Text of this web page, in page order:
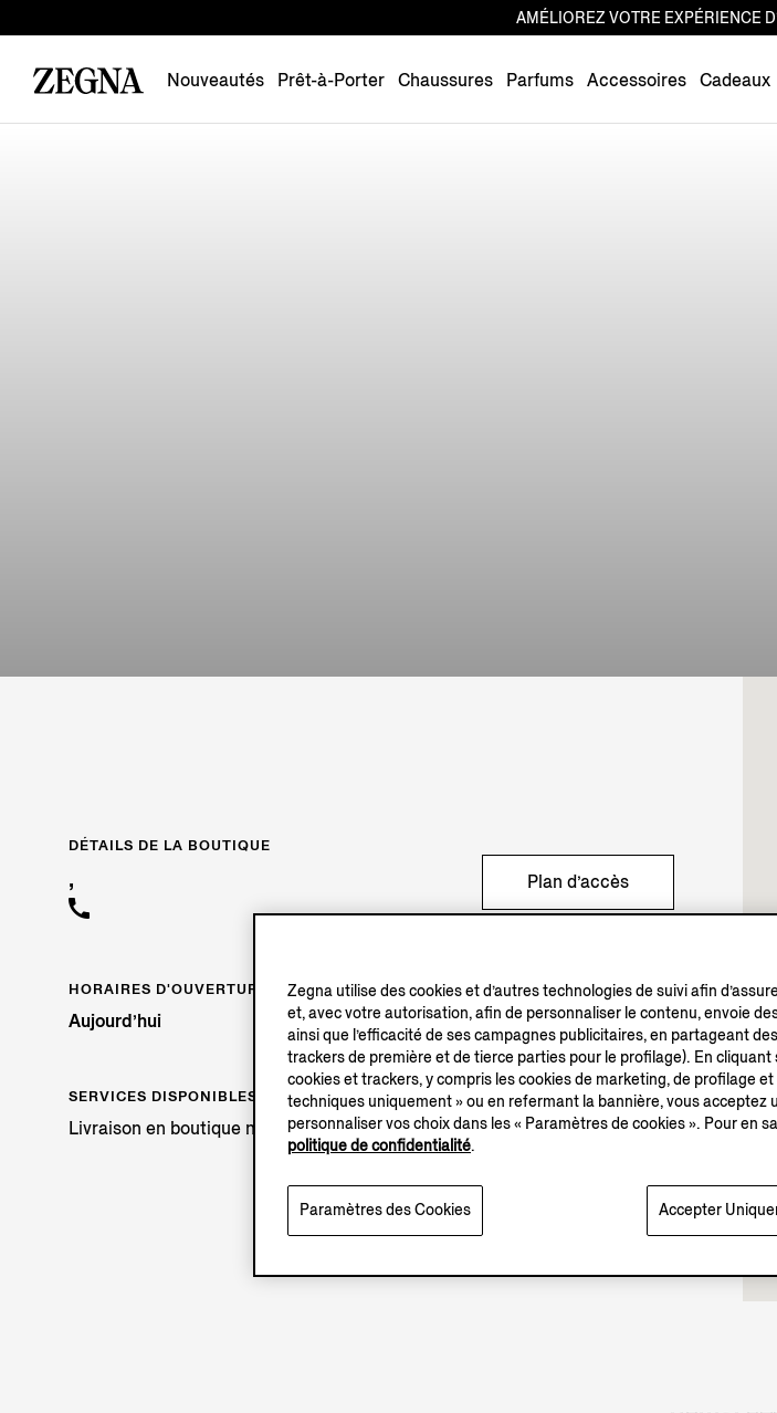
AMÉLIOREZ VOTRE EXPÉRIENCE
Nouveautés Prêt-à-Porter Chaussures Parfums Accessoires Cadeaux
DÉTAILS DE LA BOUTIQUE
, Plan d’accès
HORAIRES D'OUVERTURE
Aujourd’hui Fermé
SERVICES DISPONIBLES
Livraison en boutique non disponible.
Zegna utilise des cookies et d’autres technologies de suivi afin
et, avec votre autorisation, afin de personnaliser le contenu, envoie
ainsi que l’efficacité de ses campagnes publicitaires, en partageant
trackers de première et de tierce parties pour le profilage). En
cookies et trackers, y compris les cookies de marketing, de profilage
techniques uniquement » ou en refermant la bannière, vous
personnaliser vos choix dans les « Paramètres de cookies ». Pour en
politique de confidentialité.
Accepter
Paramètres des Cookies